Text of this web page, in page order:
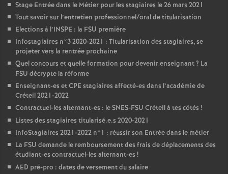
Stage Entrée dans le Métier pour les stagiaires le 26 mars 2021
Tout savoir sur l’entretien professionnel/oral de titularisation
Elections à l’INSPE : la FSU première
Infostagiaires n°3 2020-2021 : Titularisation des stagiaires, se
projeter vers la rentrée prochaine
Quel concours et quelle formation pour devenir enseignant? La
FSU décrypte la réforme
Enseignant-es etCPE stagiaires affecté-es dans l’académie de
Créteil 2021-2022
Contractuel-les alternant-es : leSNES-FSU Créteil à tes côtés !
Listes des stagiaires titularisé.e.s 2020-2021
InfoStagiaires 2021-2022 n°1 : réussir son Entrée dans le métier
La FSU demande le remboursement des frais de déplacements des
étudiant-es contractuel-les alternant-es !
AED pré-pro : dates de versement du salaire